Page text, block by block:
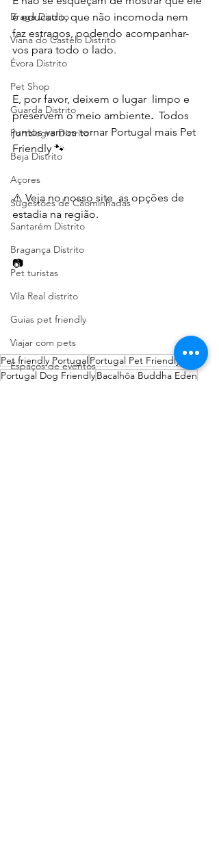
Braga Distrito
Viana do Castelo Distrito
Évora Distrito
Pet Shop
Guarda Distrito
Portalegre Distrito
Beja Distrito
Açores
Sugestões de Cãominhadas
Santarém Distrito
Bragança Distrito
Pet turistas
Vila Real distrito
Guias pet friendly
Viajar com pets
Espaços de eventos
é educado, que não incomoda nem
faz estragos, podendo acompanhar-
vos para todo o lado.
E, por favor, deixem o lugar  limpo e
preservem o meio ambiente. Todos
juntos vamos tornar Portugal mais Pet
Friendly 🐾
⚠️ Veja no nosso site  as opções de
estadia na região.
📷
Pet friendly PortugalPortugal Pet Friendly
Portugal Dog FriendlyBacalhôa Buddha Eden